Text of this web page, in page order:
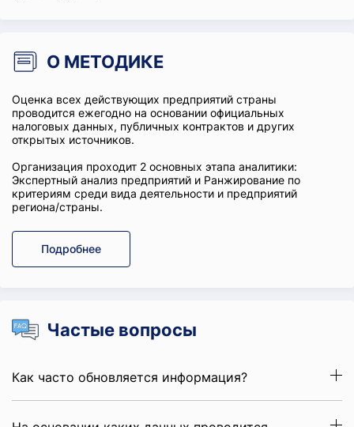
О МЕТОДИКЕ
Оценка всех действующих предприятий страны
проводится ежегодно на основании официальных
налоговых данных, публичных контрактов и других
открытых источников.
Организация проходит 2 основных этапа аналитики:
Экспертный анализ предприятий и Ранжирование по
критериям среди вида деятельности и предприятий
региона/страны.
Подробнее
Частые вопросы
Как часто обновляется информация?